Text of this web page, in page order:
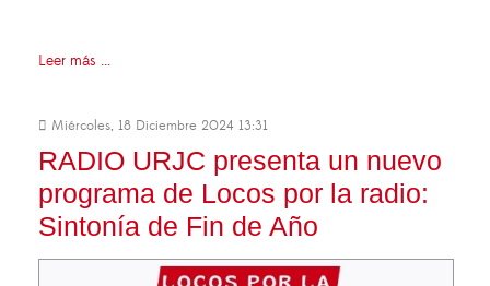
Leer más ...
Miércoles, 18 Diciembre 2024 13:31
RADIO URJC presenta un nuevo
programa de Locos por la radio:
Sintonía de Fin de Año